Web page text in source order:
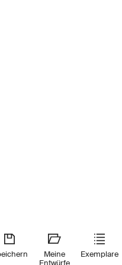
Meine
Entwürfe
Exemplare